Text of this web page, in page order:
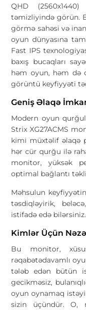
QHD
təmizliyində görün.
görmə sahəsi və
oyun dünyasına
Fast IPS
baxış bucaqları
həm oyun, həm də
görüntü keyfiyyəti
Geniş Əlaqə
Modern oyun
Strix XG27ACMS
kimi müxtəlif əlaqə
hər cür qurğu ilə
monitor, yüksək
optimal bağlantı
Məhsulun
təsdiqləyirik,
istifadə edə bilərsiniz.
Kimlər Üçün
Bu monitor,
rəqabətədavamlı
tələb edən bütün
gecikməsiz,
oyun oynamaq
sizin üçündür. O,